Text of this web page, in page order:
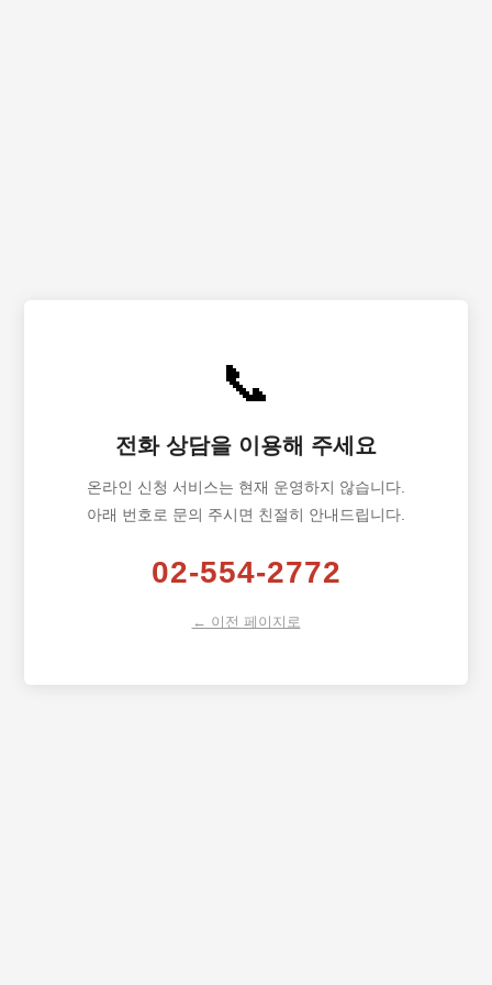
📞
전화 상담을 이용해 주세요
온라인 신청 서비스는 현재 운영하지 않습니다.
아래 번호로 문의 주시면 친절히 안내드립니다.
02-554-2772
← 이전 페이지로